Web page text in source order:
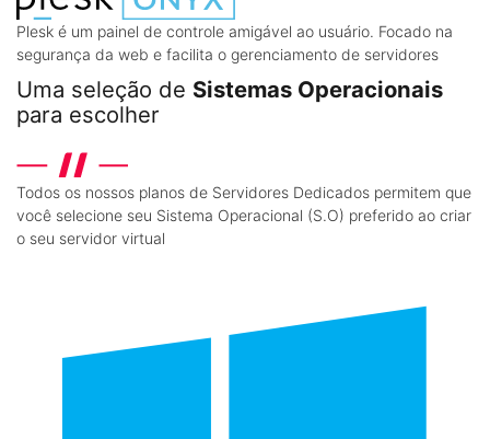
Plesk é um painel de controle amigável ao usuário. Focado na
segurança da web e facilita o gerenciamento de servidores
Uma seleção de Sistemas Operacionais
para escolher
Todos os nossos planos de Servidores Dedicados permitem que
você selecione seu Sistema Operacional (S.O) preferido ao criar
o seu servidor virtual